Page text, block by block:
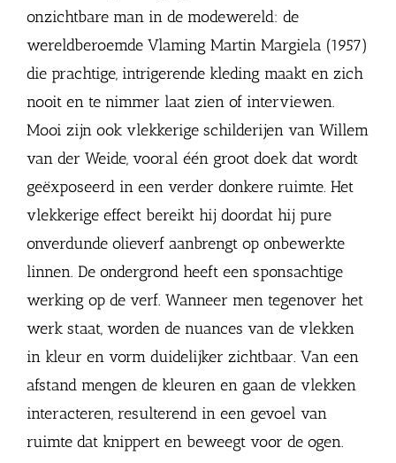
onzichtbare man in de modewereld: de
wereldberoemde Vlaming Martin Margiela (1957)
die prachtige, intrigerende kleding maakt en zich
nooit en te nimmer laat zien of interviewen.
Mooi zijn ook vlekkerige schilderijen van Willem
van der Weide, vooral één groot doek dat wordt
geëxposeerd in een verder donkere ruimte. Het
vlekkerige effect bereikt hij doordat hij pure
onverdunde olieverf aanbrengt op onbewerkte
linnen. De ondergrond heeft een sponsachtige
werking op de verf. Wanneer men tegenover het
werk staat, worden de nuances van de vlekken
in kleur en vorm duidelijker zichtbaar. Van een
afstand mengen de kleuren en gaan de vlekken
interacteren, resulterend in een gevoel van
ruimte dat knippert en beweegt voor de ogen.